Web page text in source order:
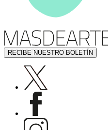
RECIBE NUESTRO BOLETÍN